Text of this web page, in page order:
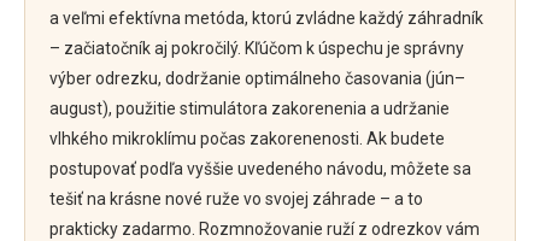
a veľmi efektívna metóda, ktorú zvládne každý záhradník
– začiatočník aj pokročilý. Kľúčom k úspechu je správny
výber odrezku, dodržanie optimálneho časovania (jún–
august), použitie stimulátora zakorenenia a udržanie
vlhkého mikroklímu počas zakorenenosti. Ak budete
postupovať podľa vyššie uvedeného návodu, môžete sa
tešiť na krásne nové ruže vo svojej záhrade – a to
prakticky zadarmo. Rozmnožovanie ruží z odrezkov vám